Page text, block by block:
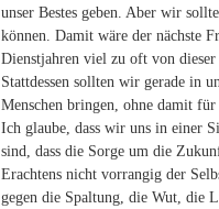
unser Bestes geben. Aber wir
können. Damit wäre der nächste
Dienstjahren viel zu oft von dieser
Stattdessen sollten wir gerade in
Menschen bringen, ohne damit
Ich glaube, dass wir uns in einer
sind, dass die Sorge um die
Erachtens nicht vorrangig der
gegen die Spaltung, die Wut, die